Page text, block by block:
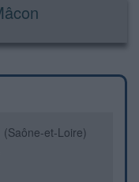
(Saône-et-Loire)